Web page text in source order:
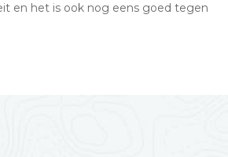
en het is ook nog eens goed tegen